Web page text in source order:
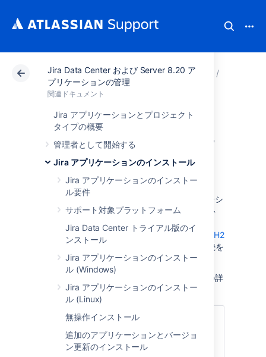
Jira Data Center および Server 8.20 ア
プリケーションの管理
関連ドキュメント
Jira アプリケーションとプロジェクト
タイプの概要
管理者として開始する
Jira アプリケーションのインストール
Jira アプリケーションのインストー
ル要件
サポート対象プラットフォーム
Jira Data Center トライアル版のイ
ンストール
Jira アプリケーションのインストー
ル (Windows)
Jira アプリケーションのインストー
ル (Linux)
無操作インストール
追加のアプリケーションとバージョ
ン更新のインストール
アトラシアン サポート 関連ドキュメント
Jira アプリケーシ
ョンのデータベー
スへの接続
Jira では、課題データを保管するためにリレーシ
ョナル データベースが必要です。Jira インスト
ールを完全に新しくセットアップする場合、
Jira セットアップ ウィザード は Jira の内部の H2
または外部データベースへのデータベース接続を
設定します。
以下は、Jira をデータベースに接続するための詳
細な手順です。
Confluence Data Center を Amazon
Aurora に接続する
Jira アプリケーションを Azure SQL